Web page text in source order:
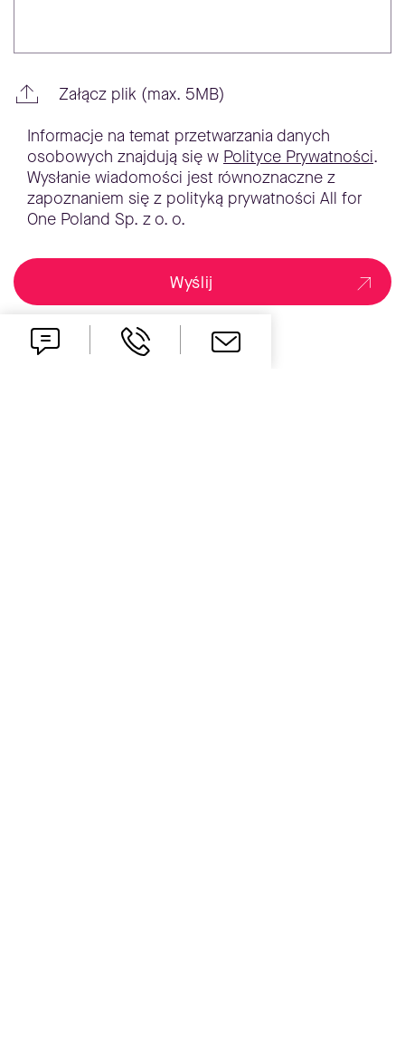
Załącz plik (max. 5MB)
Informacje na temat przetwarzania danych
osobowych znajdują się w Polityce Prywatności.
Wysłanie wiadomości jest równoznaczne z
zapoznaniem się z polityką prywatności All for
One Poland Sp. z o. o.
Wyślij